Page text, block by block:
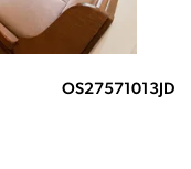
OS27571013JD